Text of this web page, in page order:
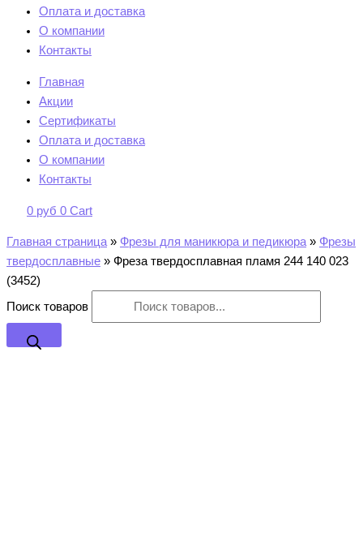
Оплата и доставка
О компании
Контакты
Главная
Акции
Сертификаты
Оплата и доставка
О компании
Контакты
0 руб 0 Cart
Главная страница» Фрезы для маникюра и педикюра» Фрезы
твердосплавные » Фреза твердосплавная пламя 244 140 023
(3452)
Поиск товаров